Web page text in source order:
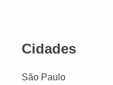
Cidades
São Paulo